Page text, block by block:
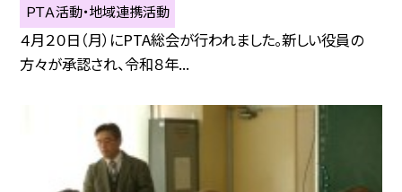
ＰＴＡ活動・地域連携活動
４月２０日（月）にPTA総会が行われました。新しい役員の
方々が承認され、令和８年...